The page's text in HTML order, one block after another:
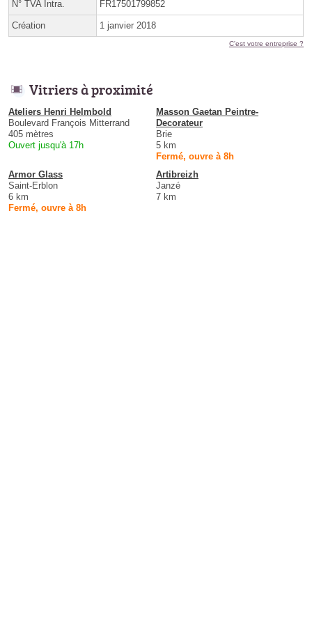
N° TVA Intra. FR17501799852
Création 1 janvier 2018
C'est votre entreprise ?
Vitriers à proximité
Ateliers Henri Helmbold
Boulevard François Mitterrand
405 mètres
Ouvert jusqu'à 17h
Masson Gaetan Peintre-
Decorateur
Brie
5 km
Fermé, ouvre à 8h
Armor Glass
Saint-Erblon
6 km
Fermé, ouvre à 8h
Artibreizh
Janzé
7 km